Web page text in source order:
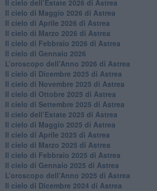
​Il cielo dell’Estate 2026 di Astrea
​Il cielo di Maggio 2026 di Astrea
​Il cielo di Aprile 2026 di Astrea
​Il cielo di Marzo 2026 di Astrea
​Il cielo di Febbraio 2026 di Astrea
Il cielo di Gennaio 2026
​L’oroscopo dell’Anno 2026 di Astrea
​Il cielo di Dicembre 2025 di Astrea
​Il cielo di Novembre 2025 di Astrea
​Il cielo di Ottobre 2025 di Astrea
Il cielo di Settembre 2025 di Astrea
Il cielo dell’Estate 2025 di Astrea
​Il cielo di Maggio 2025 di Astrea
​Il cielo di Aprile 2025 di Astrea
Il cielo di Marzo 2025 di Astrea
​Il cielo di Febbraio 2025 di Astrea
Il cielo di Gennaio 2025 di Astrea
​L’oroscopo dell’Anno 2025 di Astrea
​Il cielo di Dicembre 2024 di Astrea